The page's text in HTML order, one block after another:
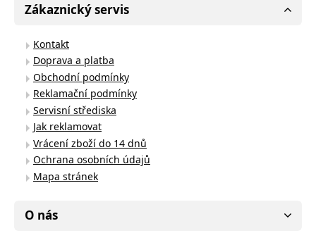
Zákaznický servis
Kontakt
Doprava a platba
Obchodní podmínky
Reklamační podmínky
Servisní střediska
Jak reklamovat
Vrácení zboží do 14 dnů
Ochrana osobních údajů
Mapa stránek
O nás